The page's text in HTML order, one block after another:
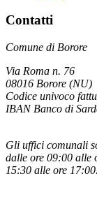
Contatti
Comune di Borore
Via Roma n. 76
08016 Borore (NU)
Codice univoco
IBAN Banco di
Gli uffici comunali
dalle ore 09:00 alle
15:30 alle ore 17:00.